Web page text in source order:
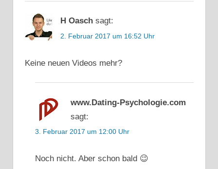
H Oasch sagt:
2. Februar 2017 um 16:52 Uhr
Keine neuen Videos mehr?
www.Dating-Psychologie.com
sagt:
3. Februar 2017 um 12:00 Uhr
Noch nicht. Aber schon bald 😉